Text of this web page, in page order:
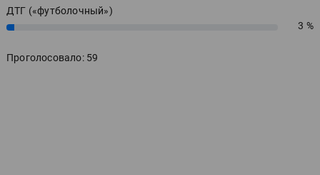
ДТГ («футболочный»)
3% 3 %
Проголосовало: 59